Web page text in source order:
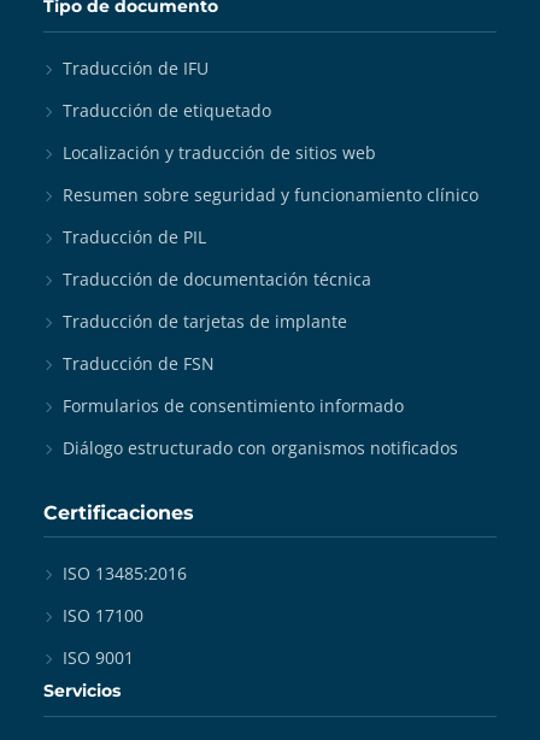
Tipo de documento
Traducción de IFU
Traducción de etiquetado
Localización y traducción de sitios web
Resumen sobre seguridad y funcionamiento clínico
Traducción de PIL
Traducción de documentación técnica
Traducción de tarjetas de implante
Traducción de FSN
Formularios de consentimiento informado
Diálogo estructurado con organismos notificados
Certificaciones
ISO 13485:2016
ISO 17100
ISO 9001
Servicios